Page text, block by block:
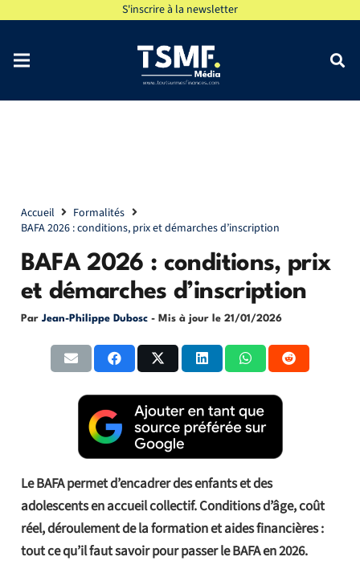
S'inscrire à la newsletter
Accueil
Formalités
BAFA 2026 : conditions, prix et démarches d’inscription
BAFA 2026 : conditions, prix
et démarches d’inscription
Par Jean-Philippe Dubosc - Mis à jour le 21/01/2026
Le BAFA permet d’encadrer des enfants et des
adolescents en accueil collectif. Conditions d’âge, coût
réel, déroulement de la formation et aides financières :
tout ce qu’il faut savoir pour passer le BAFA en 2026.